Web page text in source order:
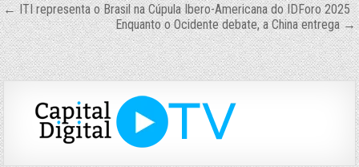
Navegação
de
Post
← ITI representa o Brasil na Cúpula Ibero-Americana do IDForo 2025
Enquanto o Ocidente debate, a China entrega →